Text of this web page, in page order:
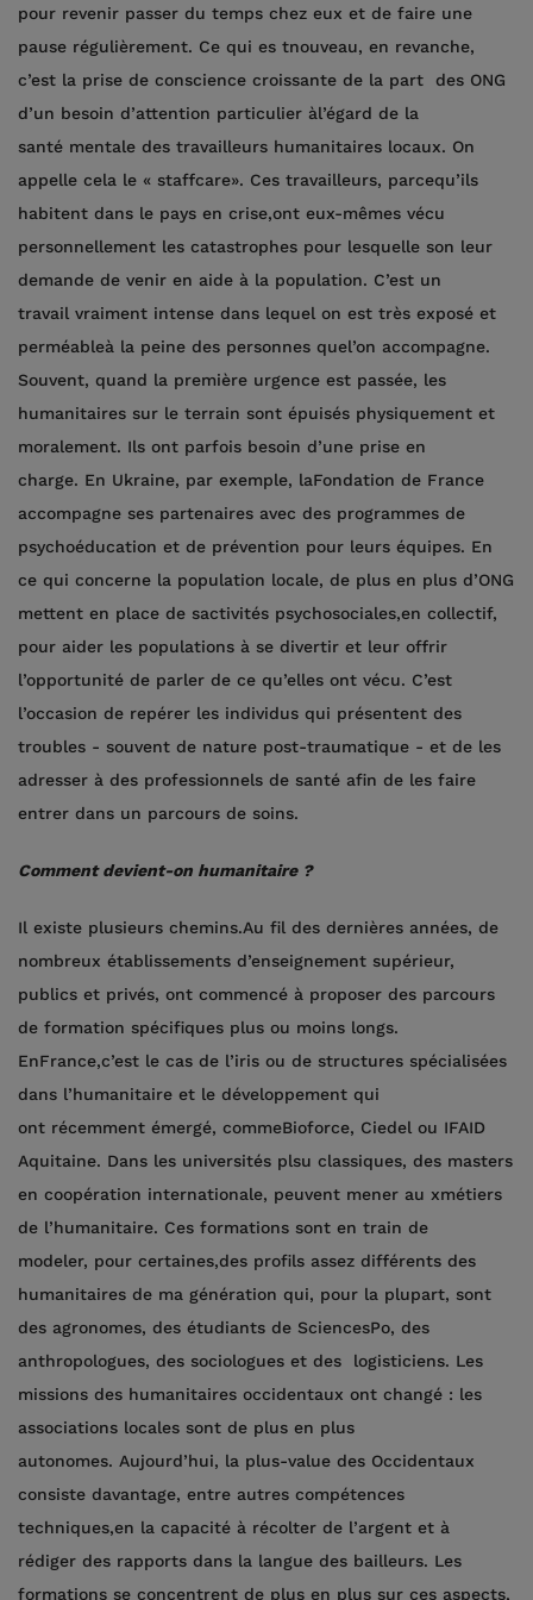
pour revenir passer du temps chez eux et de faire une
pause régulièrement. Ce qui es tnouveau, en revanche,
c’est la prise de conscience croissante de la part des ONG
d’un besoin d’attention particulier àl’égard de la
santé mentale des travailleurs humanitaires locaux. On
appelle cela le « staffcare». Ces travailleurs, parcequ’ils
habitent dans le pays en crise,ont eux-mêmes vécu
personnellement les catastrophes pour lesquelle son leur
demande de venir en aide à la population. C’est un
travail vraiment intense dans lequel on est très exposé et
perméableà la peine des personnes quel’on accompagne.
Souvent, quand la première urgence est passée, les
humanitaires sur le terrain sont épuisés physiquement et
moralement. Ils ont parfois besoin d’une prise en
charge. En Ukraine, par exemple, laFondation de France
accompagne ses partenaires avec des programmes de
psychoéducation et de prévention pour leurs équipes. En
ce qui concerne la population locale, de plus en plus d’ONG
mettent en place de sactivités psychosociales,en collectif,
pour aider les populations à se divertir et leur offrir
l’opportunité de parler de ce qu’elles ont vécu. C’est
l’occasion de repérer les individus qui présentent des
troubles - souvent de nature post-traumatique - et de les
adresser à des professionnels de santé afin de les faire
entrer dans un parcours de soins.
Comment devient-on humanitaire ?
Il existe plusieurs chemins.Au fil des dernières années, de
nombreux établissements d’enseignement supérieur,
publics et privés, ont commencé à proposer des parcours
de formation spécifiques plus ou moins longs.
EnFrance,c’est le cas de l’iris ou de structures spécialisées
dans l’humanitaire et le développement qui
ont récemment émergé, commeBioforce, Ciedel ou IFAID
Aquitaine. Dans les universités plsu classiques, des masters
en coopération internationale, peuvent mener au xmétiers
de l’humanitaire. Ces formations sont en train de
modeler, pour certaines,des profils assez différents des
humanitaires de ma génération qui, pour la plupart, sont
des agronomes, des étudiants de SciencesPo, des
anthropologues, des sociologues et des logisticiens. Les
missions des humanitaires occidentaux ont changé : les
associations locales sont de plus en plus
autonomes. Aujourd’hui, la plus-value des Occidentaux
consiste davantage, entre autres compétences
techniques,en la capacité à récolter de l’argent et à
rédiger des rapports dans la langue des bailleurs. Les
formations se concentrent de plus en plus sur ces aspects,